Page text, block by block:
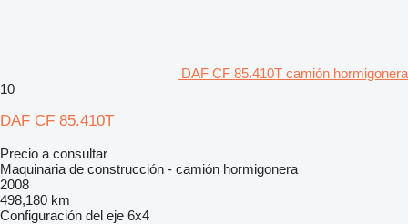
DAF CF 85.410T camión hormigonera
10
DAF CF 85.410T
Precio a consultar
Maquinaria de construcción - camión hormigonera
2008
498,180 km
Configuración del eje 6x4